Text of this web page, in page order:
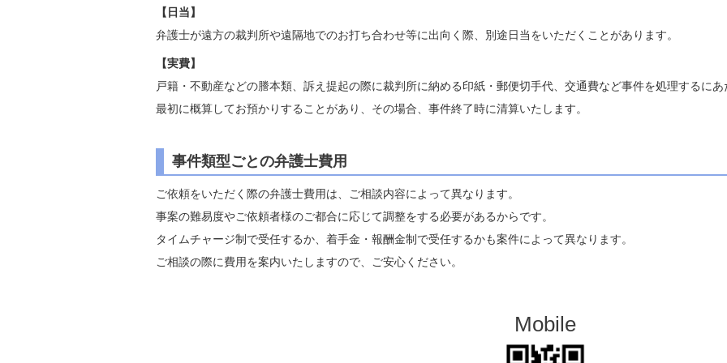
【日当】
弁護士が遠方の裁判所や遠隔地でのお打ち合わせ等に出向く際、別途日当をいただくことがあります。
【実費】
戸籍・不動産などの謄本類、訴え提起の際に裁判所に納める印紙・郵便切手代、交通費など事件を処理するにあ
最初に概算してお預かりすることがあり、その場合、事件終了時に清算いたします。
事件類型ごとの弁護士費用
ご依頼をいただく際の弁護士費用は、ご相談内容によって異なります。
事案の難易度やご依頼者様のご都合に応じて調整をする必要があるからです。
タイムチャージ制で受任するか、着手金・報酬金制で受任するかも案件によって異なります。
ご相談の際に費用を案内いたしますので、ご安心ください。
Mobile